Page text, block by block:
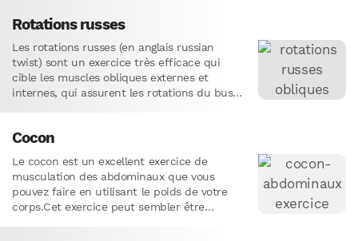
Rotations russes
Les rotations russes (en anglais russian
twist) sont un exercice très efficace qui
cible les muscles obliques externes et
internes, qui assurent les rotations du buste
Cocon
Le cocon est un excellent exercice de
musculation des abdominaux que vous
pouvez faire en utilisant le poids de votre
corps.Cet exercice peut sembler être